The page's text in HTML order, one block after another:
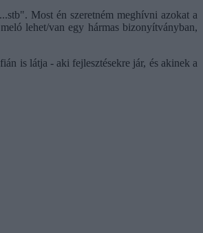
Most én szeretném meghívni azokat a
lehet/van egy hármas bizonyítványban,
is látja - aki fejlesztésekre jár, és akinek a